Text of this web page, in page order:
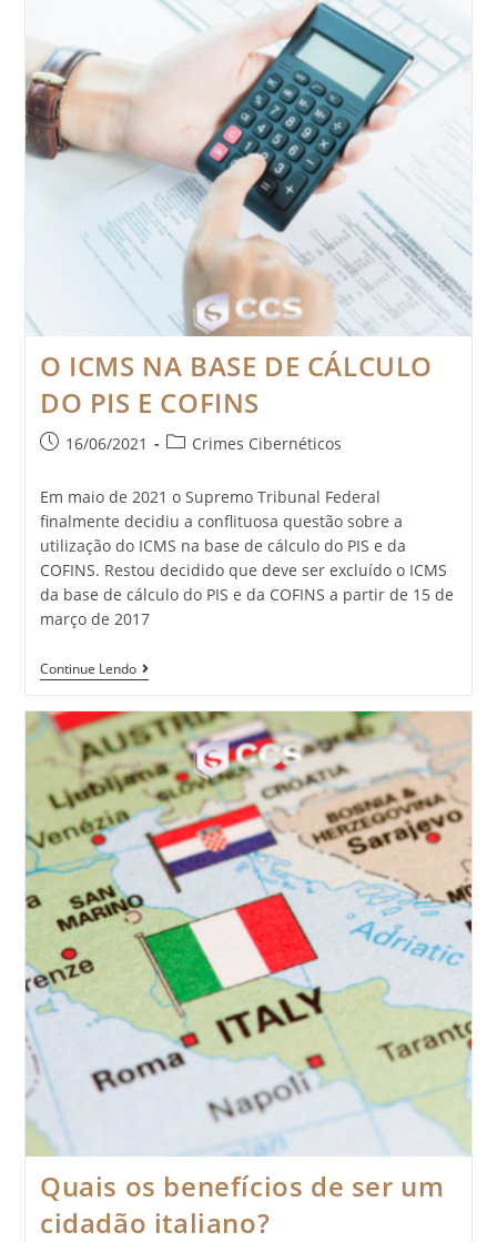
O ICMS NA BASE DE CÁLCULO
DO PIS E COFINS
16/06/2021 Crimes Cibernéticos
Em maio de 2021 o Supremo Tribunal Federal
finalmente decidiu a conflituosa questão sobre a
utilização do ICMS na base de cálculo do PIS e da
COFINS. Restou decidido que deve ser excluído o ICMS
da base de cálculo do PIS e da COFINS a partir de 15 de
março de 2017
Continue Lendo
Quais os benefícios de ser um
cidadão italiano?